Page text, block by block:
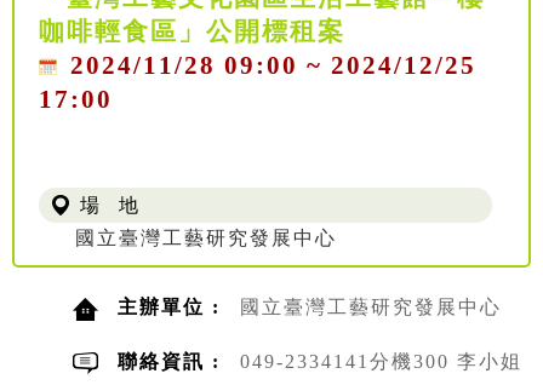
咖啡輕食區」公開標租案
2024/11/28 09:00 ~ 2024/12/25
17:00
場 地
國立臺灣工藝研究發展中心
主辦單位 : 國立臺灣工藝研究發展中心
聯絡資訊 : 049-2334141分機300 李小姐